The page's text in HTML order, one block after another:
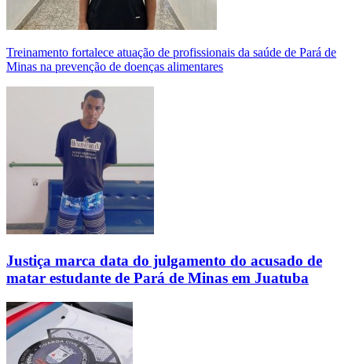
Treinamento fortalece atuação de profissionais da saúde de Pará de
Minas na prevenção de doenças alimentares
Justiça marca data do julgamento do acusado de
matar estudante de Pará de Minas em Juatuba